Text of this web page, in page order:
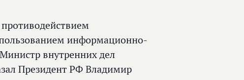
информационно-
внутренних дел
Президент РФ Владимир